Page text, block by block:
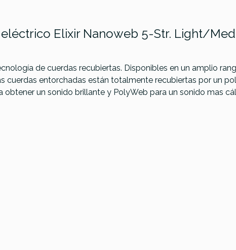
Elixir Nanoweb 5-Str. Light/Med
de cuerdas recubiertas. Disponibles en un amplio
cuerdas entorchadas están totalmente recubiertas por un
obtener un sonido brillante y PolyWeb para un sonido mas